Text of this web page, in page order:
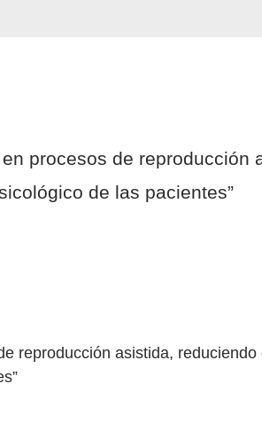
procesos de reproducción
de las pacientes”
reproducción asistida, reduciendo